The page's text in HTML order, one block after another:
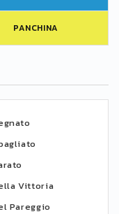
PANCHINA
Vittoria
Pareggio